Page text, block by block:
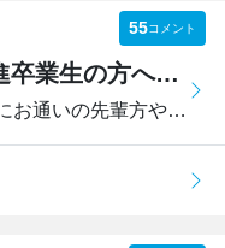
55コメント
市進にお通いの先輩方&市進卒業生の方へのご質問
学年ごとの掲示板を超えて、市進にお通いの先輩方や市進卒業...